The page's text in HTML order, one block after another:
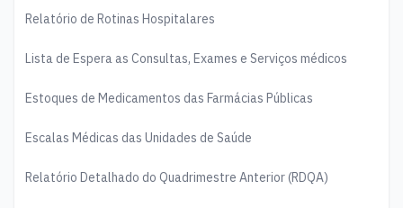
Relatório de Rotinas Hospitalares
Lista de Espera as Consultas, Exames e Serviços médicos
Estoques de Medicamentos das Farmácias Públicas
Escalas Médicas das Unidades de Saúde
Relatório Detalhado do Quadrimestre Anterior (RDQA)